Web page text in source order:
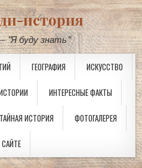
история
"Я буду знать"
ГЕОГРАФИЯ ИСКУССТВО
ИНТЕРЕСНЫЕ ФАКТЫ
ТАЙНАЯ ИСТОРИЯ ФОТОГАЛЕРЕЯ